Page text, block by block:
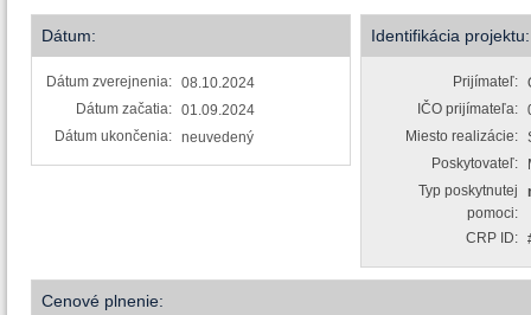
Dátum:
Dátum zverejnenia: 08.10.2024
Dátum začatia: 01.09.2024
Dátum ukončenia: neuvedený
Identifikácia projektu:
Prijímateľ:
IČO prijímateľa:
Miesto realizácie:
Poskytovateľ:
Typ poskytnutej
pomoci:
CRP ID:
Cenové plnenie: